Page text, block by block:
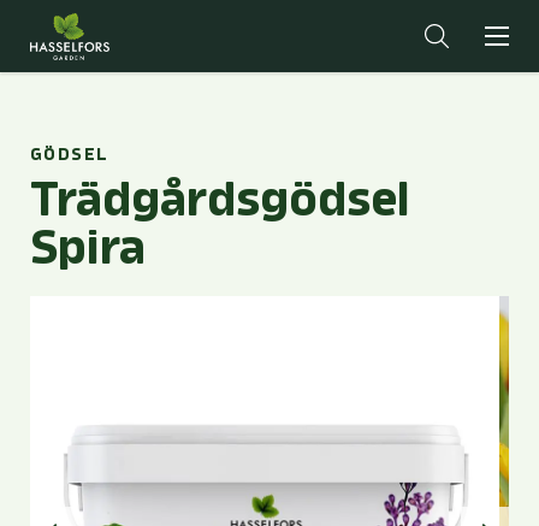
GÖDSEL
Trädgårdsgödsel
Spira